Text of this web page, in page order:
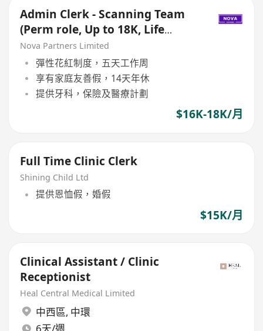
Admin Clerk - Scanning Team
(Perm role, Up to 18K, Life
insurance+Dental)
Nova Partners Limited
彈性花紅制度，五天工作周
享有家庭友善假，14天年休
提供牙科，保險及醫療計劃
$16K-18K/月
Full Time Clinic Clerk
Shining Child Ltd
提供恩恤假，婚假
$15K/月
Clinical Assistant / Clinic
Receptionist
Heal Central Medical Limited
中西區, 中環